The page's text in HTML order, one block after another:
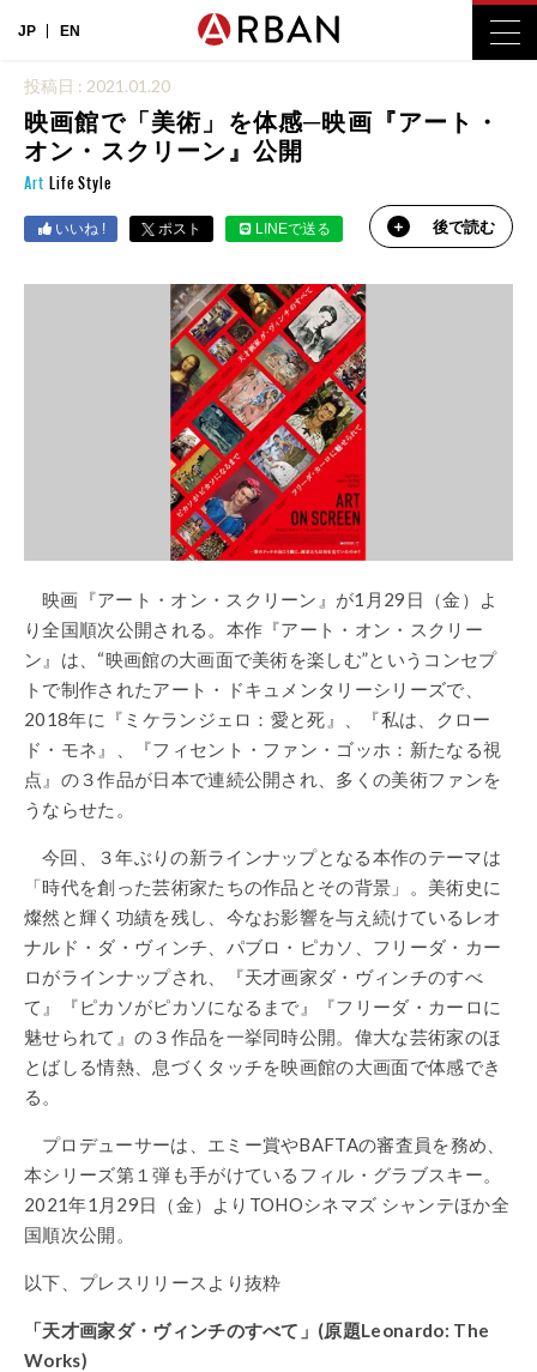
JP EN
投稿日 : 2021.01.20
映画館で「美術」を体感─映画『アート・
オン・スクリーン』公開
Art Life Style
いいね ! ポスト LINEで送る 後で読む
映画『アート・オン・スクリーン』が1月29日（金）よ
り全国順次公開される。本作『アート・オン・スクリー
ン』は、“映画館の大画面で美術を楽しむ”というコンセプ
トで制作されたアート・ドキュメンタリーシリーズで、
2018年に『ミケランジェロ：愛と死』、『私は、クロー
ド・モネ』、『フィセント・ファン・ゴッホ：新たなる視
点』の３作品が日本で連続公開され、多くの美術ファンを
うならせた。
今回、３年ぶりの新ラインナップとなる本作のテーマは
「時代を創った芸術家たちの作品とその背景」。美術史に
燦然と輝く功績を残し、今なお影響を与え続けているレオ
ナルド・ダ・ヴィンチ、パブロ・ピカソ、フリーダ・カー
ロがラインナップされ、『天才画家ダ・ヴィンチのすべ
て』『ピカソがピカソになるまで』『フリーダ・カーロに
魅せられて』の３作品を一挙同時公開。偉大な芸術家のほ
とばしる情熱、息づくタッチを映画館の大画面で体感でき
る。
プロデューサーは、エミー賞やBAFTAの審査員を務め、
本シリーズ第１弾も手がけているフィル・グラブスキー。
2021年1月29日（金）よりTOHOシネマズ シャンテほか全
国順次公開。
以下、プレスリリースより抜粋
「天才画家ダ・ヴィンチのすべて」(原題Leonardo: The
Works)